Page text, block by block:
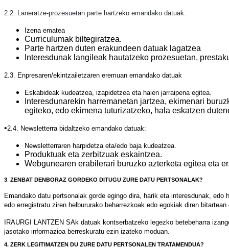
2.2. Laneratze-prozesuetan parte hartzeko emandako datuak:
Izena ematea
Curriculumak biltegiratzea.
Parte hartzen duten erakundeen datuak lagatzea
Interesdunak langileak hautatzeko prozesuetan,
2.3. Enpresaren/ekintzailetzaren eremuan emandako datuak
Eskabideak kudeatzea, izapidetzea eta haien jarraipena egitea.
Interesdunarekin harremanetan jartzea, ekimenari
egiteko, edo ekimena tuturizatzeko, hala eskatzen
•2.4. Newsletterra bidaltzeko emandako datuak:
Newsletterraren harpidetza eta/edo baja kudeatzea.
Produktuak eta zerbitzuak eskaintzea.
Webgunearen erabilerari buruzko azterketa egitea eta
3 ZENBAT DENBORAZ GORDEKO DITUGU ZURE DATU PERTSONALAK?
Emandako datu pertsonalak gorde egingo dira, harik eta interesdunak,
edo erregistratu ziren helbururako beharrezkoak edo egokiak diren
IRAURGI LANTZEN SAk datuak kontserbatzeko legezko betebeharra
jasotako informazioa berreskuratu ezin izateko moduan.
4. ZERK LEGITIMATZEN DU ZURE DATU PERTSONALEN TRATAMENDUA?